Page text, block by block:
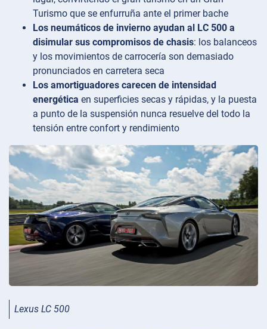
Turismo que se enfurruña ante el primer bache
Los neumáticos de invierno ayudan al LC 500 a
disimular sus compromisos de chasis: los balanceos
y los movimientos de carrocería son demasiado
pronunciados en carretera seca
Los amortiguadores carecen de intensidad
energética en superficies secas y rápidas, y la puesta
a punto de la suspensión nunca resuelve del todo la
tensión entre confort y rendimiento
Lexus LC 500